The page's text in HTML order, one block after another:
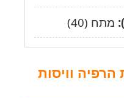
מתח (40)
הרפיה וויסות